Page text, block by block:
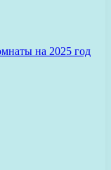
на 2025 год